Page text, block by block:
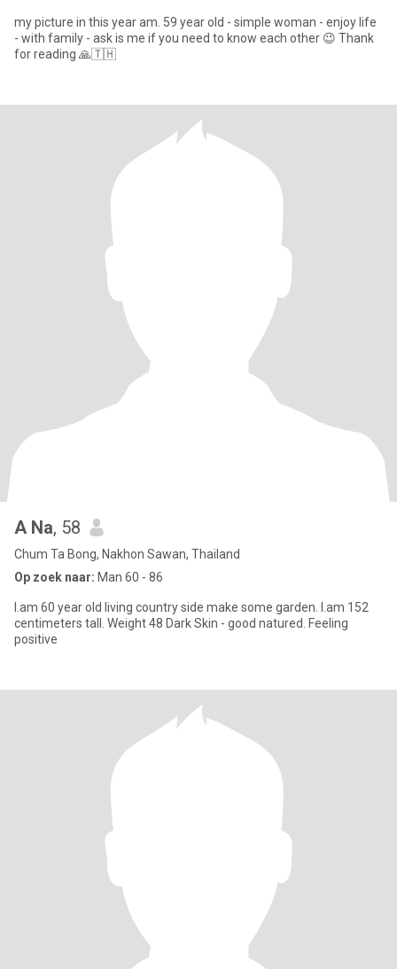
my picture in this year am. 59 year old - simple woman - enjoy life
- with family - ask is me if you need to know each other 😉 Thank
for reading 🙏🇹🇭
A Na, 58
Chum Ta Bong, Nakhon Sawan, Thailand
Op zoek naar: Man 60 - 86
I.am 60 year old living country side make some garden. I.am 152
centimeters tall. Weight 48 Dark Skin - good natured. Feeling
positive